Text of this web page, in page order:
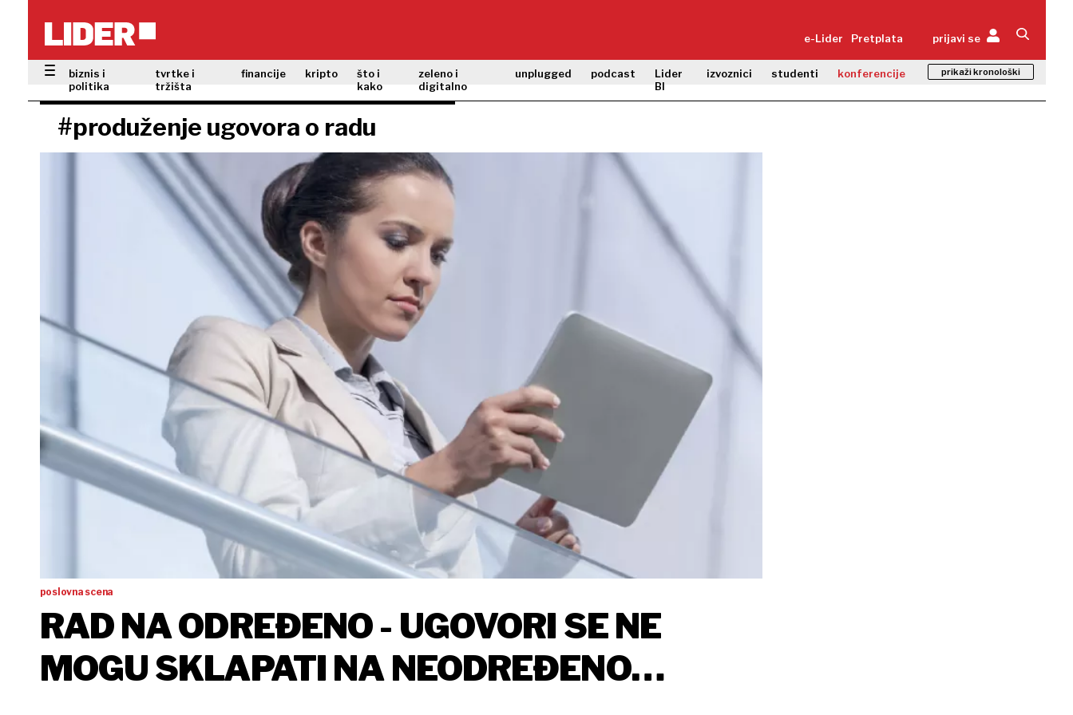
e-Lider Pretplata prijavi se
biznis i
politika
tvrtke i
tržišta
financije kripto
što i
kako
zeleno i
digitalno
unplugged podcast
Lider
BI
izvoznici studenti konferencije prikaži kronološki
#produženje ugovora o radu
poslovna scena
RAD NA ODREĐENO - UGOVORI SE NE
MOGU SKLAPATI NA NEODREĐENO